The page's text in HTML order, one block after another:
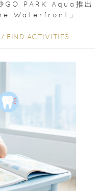
PARK Aqua推出
Waterfront」...
/ FIND ACTIVITIES